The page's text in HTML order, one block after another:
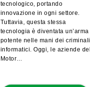
tecnologico, portando
innovazione in ogni settore.
Tuttavia, questa stessa
tecnologia è diventata un’arma
potente nelle mani dei criminali
informatici. Oggi, le aziende del
Motor…